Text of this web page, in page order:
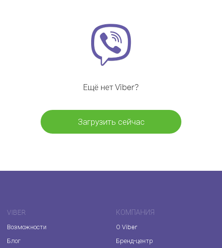
Ещё нет Viber?
Загрузить сейчас
VIBER
Возможности
Блог
КОМПАНИЯ
О Viber
Бренд-центр